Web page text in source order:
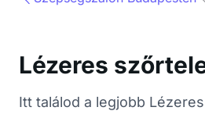
Lézeres
Itt találod a legjobb